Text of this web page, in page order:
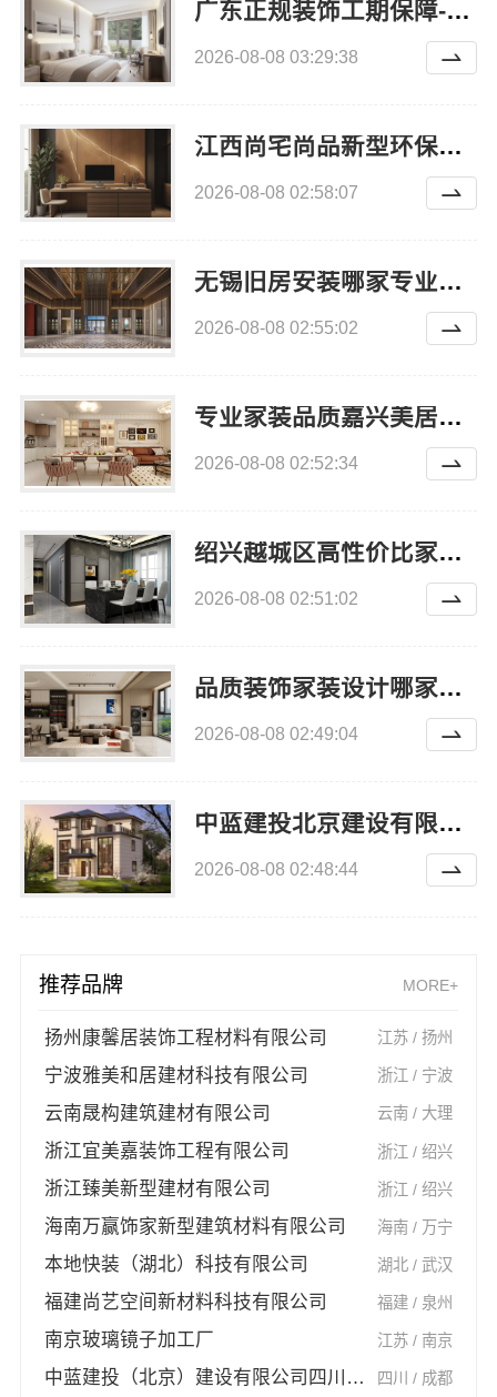
广东正规装饰工期保障-广东鼎饰空间装饰工程有限公司
2026-08-08 03:29:38
江西尚宅尚品新型环保材料有限公司江西家装奶油风设计
2026-08-08 02:58:07
无锡旧房安装哪家专业？选择无锡亿莱居装饰工程材料有限公司
2026-08-08 02:55:02
专业家装品质嘉兴美居乐建材科技
2026-08-08 02:52:34
绍兴越城区高性价比家装环保优质材料选择绍兴卓鑫装饰材料有限公司
2026-08-08 02:51:02
品质装饰家装设计哪家好-雅居美家专业定制
2026-08-08 02:49:04
中蓝建投北京建设有限公司四川重钢别墅局部改造
2026-08-08 02:48:44
推荐品牌 MORE+
扬州康馨居装饰工程材料有限公司 江苏 / 扬州
宁波雅美和居建材科技有限公司 浙江 / 宁波
云南晟构建筑建材有限公司 云南 / 大理
浙江宜美嘉装饰工程有限公司 浙江 / 绍兴
浙江臻美新型建材有限公司 浙江 / 绍兴
海南万赢饰家新型建筑材料有限公司 海南 / 万宁
本地快装（湖北）科技有限公司 湖北 / 武汉
福建尚艺空间新材料科技有限公司 福建 / 泉州
南京玻璃镜子加工厂 江苏 / 南京
中蓝建投（北京）建设有限公司四川第一分公司 四川 / 成都